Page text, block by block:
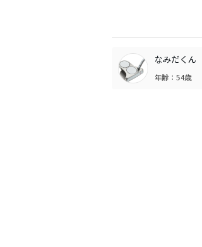
なみだくん
年齢：54歳